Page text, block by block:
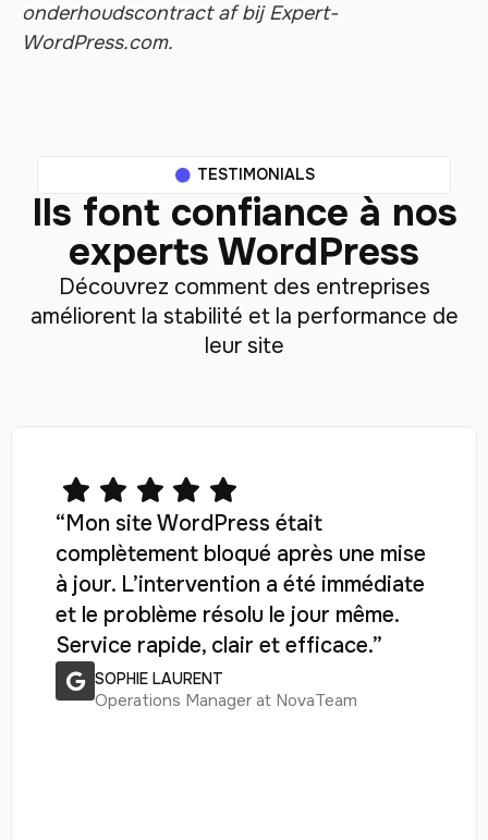
onderhoudscontract af bij Expert-
WordPress.com.
TESTIMONIALS
Ils font confiance à nos
experts WordPress
Découvrez comment des entreprises
améliorent la stabilité et la performance de
leur site
“Mon site WordPress était
complètement bloqué après une mise
à jour. L’intervention a été immédiate
et le problème résolu le jour même.
Service rapide, clair et efficace.”
SOPHIE LAURENT
Operations Manager at NovaTeam